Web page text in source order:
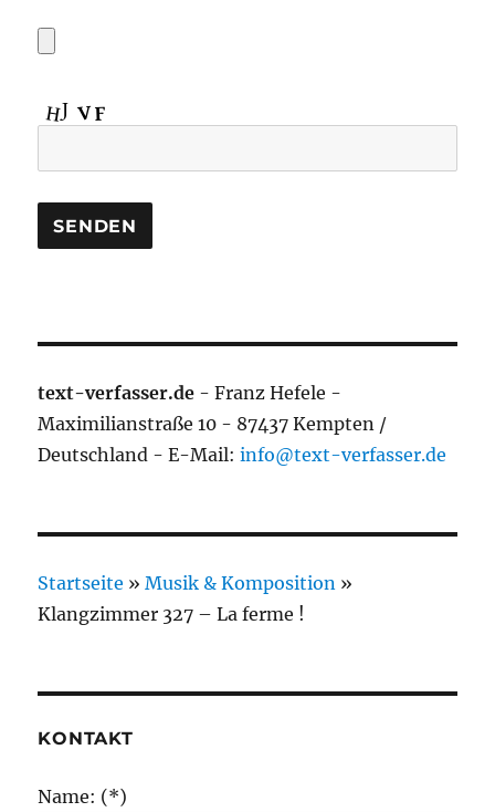
text-verfasser.de - Franz Hefele -
Maximilianstraße 10 - 87437 Kempten /
Deutschland - E-Mail:info@text-verfasser.de
Startseite »Musik & Komposition »
Klangzimmer 327 – La ferme !
KONTAKT
Name: (*)